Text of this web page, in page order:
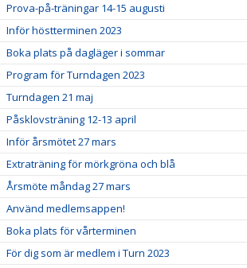
Prova-på-träningar 14-15 augusti
Inför höstterminen 2023
Boka plats på dagläger i sommar
Program för Turndagen 2023
Turndagen 21 maj
Påsklovsträning 12-13 april
Inför årsmötet 27 mars
Extraträning för mörkgröna och blå
Årsmöte måndag 27 mars
Använd medlemsappen!
Boka plats för vårterminen
För dig som är medlem i Turn 2023